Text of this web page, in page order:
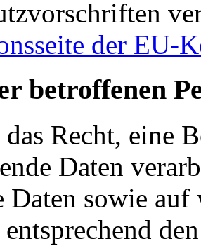
der EU-
betroffenen
das Recht, eine
Daten
Daten sowie